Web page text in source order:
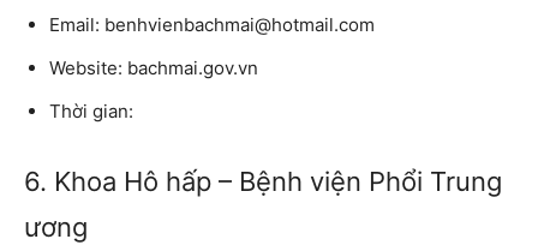
Email: benhvienbachmai@hotmail.com
Website: bachmai.gov.vn
Thời gian:
6. Khoa Hô hấp – Bệnh viện Phổi Trung
ương